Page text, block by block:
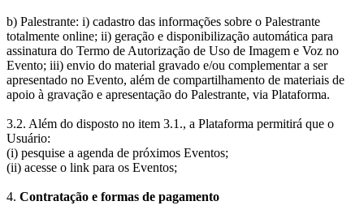
b) Palestrante: i) cadastro das informações sobre o Palestrante
totalmente online; ii) geração e disponibilização automática para
assinatura do Termo de Autorização de Uso de Imagem e Voz no
Evento; iii) envio do material gravado e/ou complementar a ser
apresentado no Evento, além de compartilhamento de materiais de
apoio à gravação e apresentação do Palestrante, via Plataforma.
3.2. Além do disposto no item 3.1., a Plataforma permitirá que o
Usuário:
(i) pesquise a agenda de próximos Eventos;
(ii) acesse o link para os Eventos;
4. Contratação e formas de pagamento